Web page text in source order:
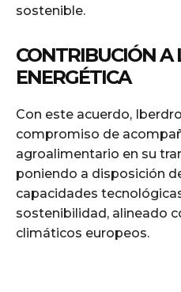
sostenible.
CONTRIBUCIÓN A
ENERGÉTICA
Con este acuerdo,
compromiso de
agroalimentario en su
poniendo a disposición
capacidades
sostenibilidad, alineado
climáticos europeos.